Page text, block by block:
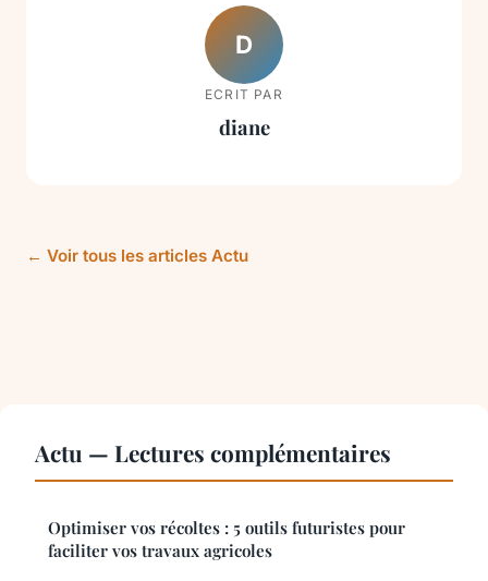
D
ECRIT PAR
diane
← Voir tous les articles Actu
Actu — Lectures complémentaires
Optimiser vos récoltes : 5 outils futuristes pour
faciliter vos travaux agricoles